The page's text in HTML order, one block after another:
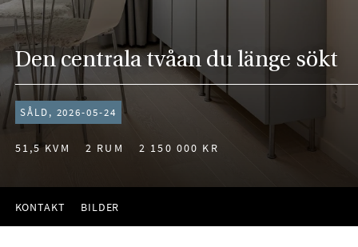
Den centrala tvåan du länge sökt
SÅLD, 2026-05-24
51,5 KVM 2 RUM 2 150 000 KR
KONTAKT BILDER